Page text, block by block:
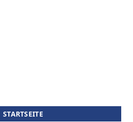
STARTSEITE